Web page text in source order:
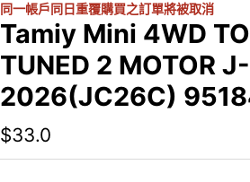
同一帳戶同日重覆購買之訂單將被取消
Tamiy Mini 4WD
TUNED 2 MOTOR
2026(JC26C)
$33.0